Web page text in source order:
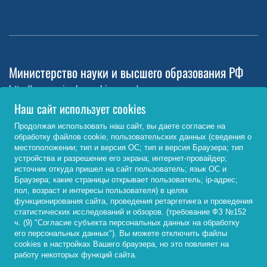
Министерство науки и высшего образования РФ
http://www.minobrnauki.gov.ru/
Министерство просвещения РФ
https://edu.gov.ru/
Федеральный портал «Российское образование»
http://www.edu.ru/
© 2026, ФГБОУ ВО «Байкальский государственный
университет»
Наш сайт использует cookies
Продолжая использовать наш сайт, вы даете согласие на
обработку файлов cookie, пользовательских данных (сведения о
местоположении; тип и версия ОС; тип и версия Браузера; тип
устройства и разрешение его экрана; интернет-провайдер;
источник откуда пришел на сайт пользователь; язык ОС и
Браузера; какие страницы открывает пользователь; ip-адрес;
пол, возраст и интересы пользователя) в целях
функционирования сайта, проведения ретаргетинга и проведения
статистических исследований и обзоров. (требование ФЗ №152
ч. (9) "Согласие субъекта персональных данных на обработку
его персональных данных"). Вы можете отключить файлы
cookies в настройках Вашего браузера, но это повлияет на
работу некоторых функций сайта.